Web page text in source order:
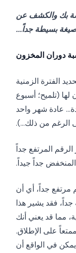
بك والكشف عن
صيغة بسيطة جداً...
دوران المخزون
الفترة الزمنية
(تلميح؛ أسبوع
عادة شهر واحد
الرغم من ذلك...).
المرتفع جداً
المنخفض جداً جيداً.
مرتفع جداً، أي أن
فقد يشير هذا
مما قد يعني أنك
على الإطلاق.
يمكن في الواقع أن